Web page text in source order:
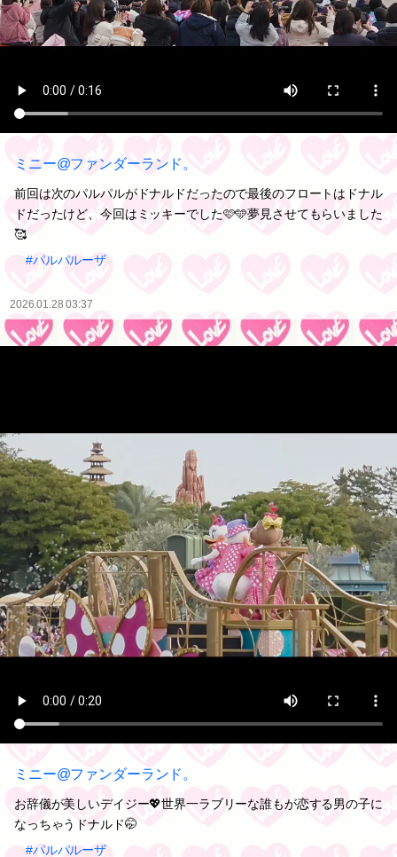
ミニー@ファンダーランド。
前回は次のパルパルがドナルドだったので最後のフロートはドナル
ドだったけど、今回はミッキーでした🩷🩵夢見させてもらいました
🥰
#パルパルーザ
2026.01.28 03:37
ミニー@ファンダーランド。
お辞儀が美しいデイジー💖世界一ラブリーな誰もが恋する男の子に
なっちゃうドナルド🤭
#パルパルーザ